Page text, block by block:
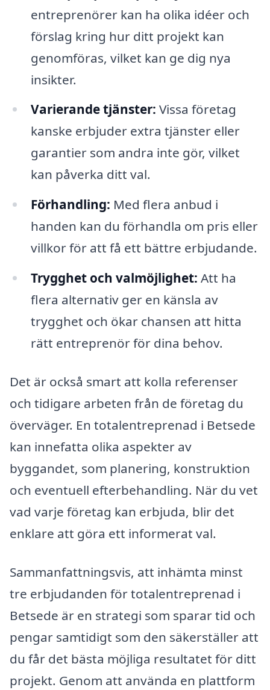
entreprenörer kan ha olika idéer och
förslag kring hur ditt projekt kan
genomföras, vilket kan ge dig nya
insikter.
Varierande tjänster: Vissa företag
kanske erbjuder extra tjänster eller
garantier som andra inte gör, vilket
kan påverka ditt val.
Förhandling: Med flera anbud i
handen kan du förhandla om pris eller
villkor för att få ett bättre erbjudande.
Trygghet och valmöjlighet: Att ha
flera alternativ ger en känsla av
trygghet och ökar chansen att hitta
rätt entreprenör för dina behov.
Det är också smart att kolla referenser
och tidigare arbeten från de företag du
överväger. En totalentreprenad i Betsede
kan innefatta olika aspekter av
byggandet, som planering, konstruktion
och eventuell efterbehandling. När du vet
vad varje företag kan erbjuda, blir det
enklare att göra ett informerat val.
Sammanfattningsvis, att inhämta minst
tre erbjudanden för totalentreprenad i
Betsede är en strategi som sparar tid och
pengar samtidigt som den säkerställer att
du får det bästa möjliga resultatet för ditt
projekt. Genom att använda en plattform